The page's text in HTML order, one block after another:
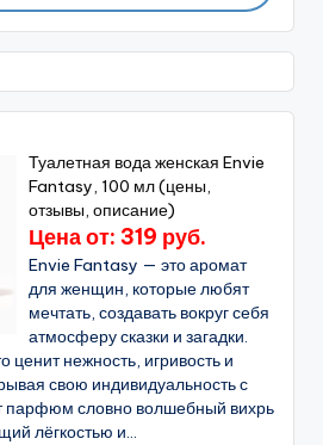
Туалетная вода женская Envie
Fantasy, 100 мл (цены,
отзывы, описание)
Цена от: 319 руб.
Envie Fantasy — это аромат
для женщин, которые любят
мечтать, создавать вокруг себя
атмосферу сказки и загадки.
ценит нежность, игривость и
свою индивидуальность с
парфюм словно волшебный вихрь
лёгкостью и...